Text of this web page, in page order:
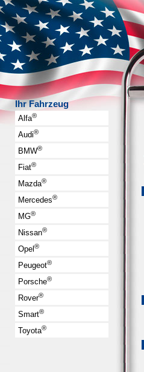
Ihr Fahrzeug
Alfa®
Audi®
BMW®
Fiat®
Mazda®
Mercedes®
MG®
Nissan®
Opel ®
Peugeot®
Porsche®
Rover®
Smart®
Toyota®